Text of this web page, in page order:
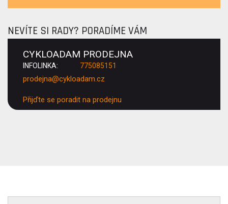
NEVÍTE SI RADY? PORADÍME VÁM
CYKLOADAM PRODEJNA
INFOLINKA: 775085151
prodejna@cykloadam.cz
Přijďte se poradit na prodejnu